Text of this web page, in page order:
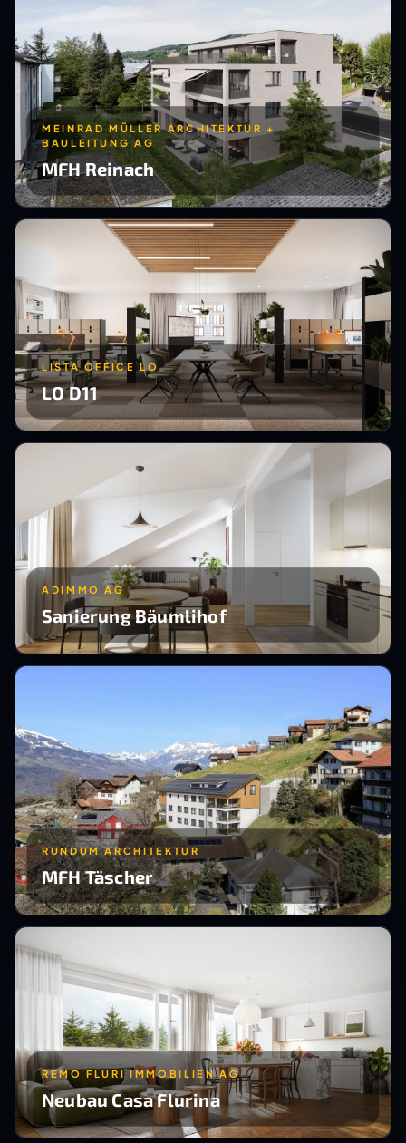
MEINRAD MÜLLER ARCHITEKTUR +
BAULEITUNG AG
MFH Reinach
LISTA OFFICE LO
LO D11
ADIMMO AG
Sanierung Bäumlihof
RUNDUM ARCHITEKTUR
MFH Täscher
REMO FLURI IMMOBILIEN AG
Neubau Casa Flurina